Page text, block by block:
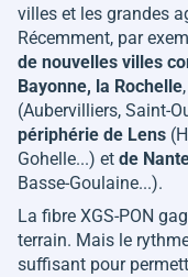
villes et les grandes
Récemment, par
de nouvelles villes
Bayonne, la Rochelle
(Aubervilliers, Saint-
périphérie de Lens
Gohelle...) et de
Basse-Goulaine...).
La fibre XGS-PON
terrain. Mais le
suffisant pour